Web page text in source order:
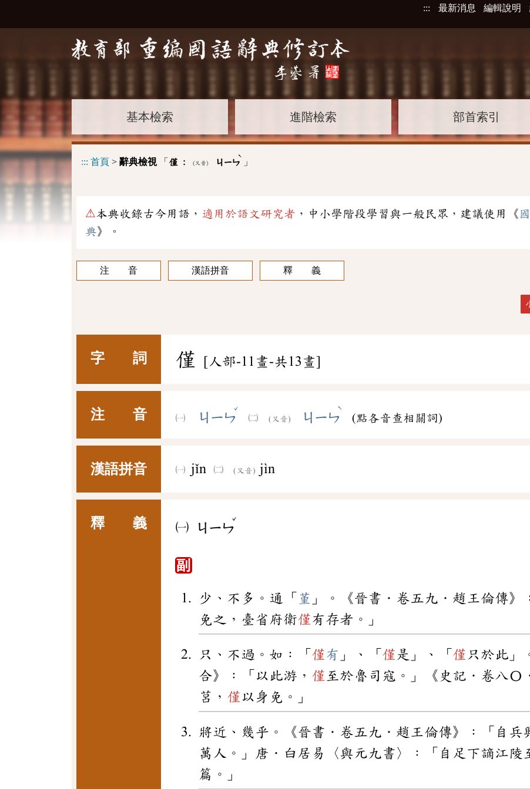
::: 最新消息 編輯說明
基本檢索 進階檢索 部首索引
::: 首頁 > 辭典檢視「 僅 : (又音) ㄐㄧㄣ
ˋ
」
⚠本典收錄古今用語， 適用於語文研究者 ，中小學階段學習與一般民眾，建議使用《
典》。
注 音 漢語拼音 釋 義
字 詞 僅 [人部-11畫-共13畫]
注 音 ㄐㄧㄣ
ˇ
(又音)
ㄐㄧㄣ
ˋ
(點各音查相關詞)
漢語拼音 jǐn (又音) jìn
釋 義 ㈠ ㄐㄧㄣ
ˇ
副
少、不多。通「 堇 」。《晉書．卷五九．趙王倫傳
免之，臺省府衛僅有存者。」
只、不過。如：「 僅有 」、「 僅 是」、「 僅 只於此」
合》：「以此游， 僅 至於魯司寇。」《史記．卷八〇
莒， 僅 以身免。」
將近、幾乎。《晉書．卷五九．趙王倫傳》：「自兵
萬人。」唐．白居易〈與元九書〉：「自足下謫江陵
篇。」